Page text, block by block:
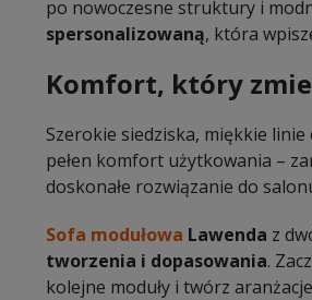
po nowoczesne struktury i
spersonalizowaną, która
Komfort, który
Szerokie siedziska, miękkie
pełen komfort użytkowania –
doskonałe rozwiązanie do
Sofa modułowa Lawenda z
tworzenia i dopasowania.
kolejne moduły i twórz